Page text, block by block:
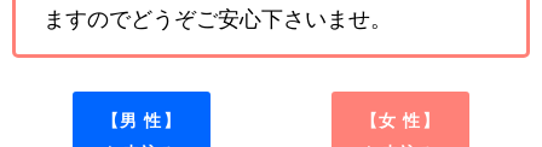
ますのでどうぞご安心下さいませ。
【男 性】
【女 性】